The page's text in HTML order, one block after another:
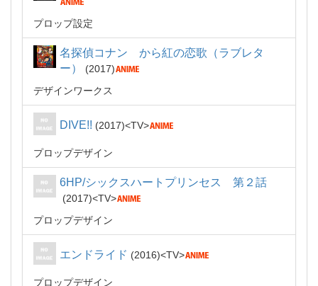
プロップ設定
名探偵コナン から紅の恋歌（ラブレタ
ー）
2017
デザインワークス
DIVE!! 2017 TV
プロップデザイン
6HP/シックスハートプリンセス 第２話
2017
TV
プロップデザイン
エンドライド 2016 TV
プロップデザイン